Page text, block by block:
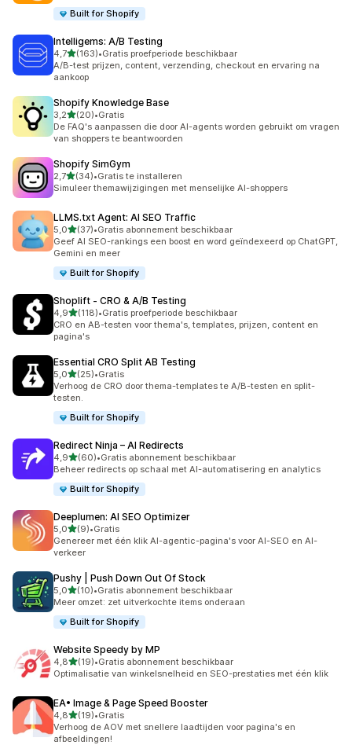
Built for Shopify
Intelligems: A/B Testing
4,7van 5 sterren
(163)
163 recensies in totaal
•Gratis proefperiode beschikbaar
A/B-test prijzen, content, verzending, checkout en ervaring na
aankoop
Shopify Knowledge Base
3,2van 5 sterren
(20)
20 recensies in totaal
•Gratis
De FAQ's aanpassen die door AI-agents worden gebruikt om vragen
van shoppers te beantwoorden
Shopify SimGym
2,7van 5 sterren
(34)
34 recensies in totaal
•Gratis te installeren
Simuleer themawijzigingen met menselijke AI-shoppers
LLMS.txt Agent: AI SEO Traffic
5,0van 5 sterren
(37)
37 recensies in totaal
•Gratis abonnement beschikbaar
Geef AI SEO-rankings een boost en word geïndexeerd op ChatGPT,
Gemini en meer
Built for Shopify
Shoplift ‑ CRO & A/B Testing
4,9van 5 sterren
(118)
118 recensies in totaal
•Gratis proefperiode beschikbaar
CRO en AB-testen voor thema's, templates, prijzen, content en
pagina's
Essential CRO Split AB Testing
5,0van 5 sterren
(25)
25 recensies in totaal
•Gratis
Verhoog de CRO door thema-templates te A/B-testen en split-
testen.
Built for Shopify
Redirect Ninja – AI Redirects
4,9van 5 sterren
(60)
60 recensies in totaal
•Gratis abonnement beschikbaar
Beheer redirects op schaal met AI-automatisering en analytics
Built for Shopify
Deeplumen: AI SEO Optimizer
5,0van 5 sterren
(9)
9 recensies in totaal
•Gratis
Genereer met één klik AI-agentic-pagina's voor AI-SEO en AI-
verkeer
Pushy | Push Down Out Of Stock
5,0van 5 sterren
(10)
10 recensies in totaal
•Gratis abonnement beschikbaar
Meer omzet: zet uitverkochte items onderaan
Built for Shopify
Website Speedy by MP
4,8van 5 sterren
(19)
19 recensies in totaal
•Gratis abonnement beschikbaar
Optimalisatie van winkelsnelheid en SEO-prestaties met één klik
EA• Image & Page Speed Booster
4,8van 5 sterren
(19)
19 recensies in totaal
•Gratis
Verhoog de AOV met snellere laadtijden voor pagina's en
afbeeldingen!